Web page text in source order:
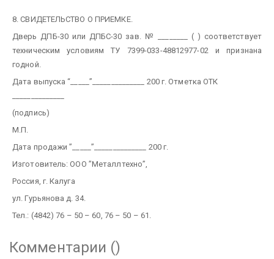
8. СВИДЕТЕЛЬСТВО О ПРИЕМКЕ.
Дверь ДПБ-30 или ДПБС-30 зав. № ________ ( ) соответствует
техническим условиям ТУ 7399-033-48812977-02 и признана
годной.
Дата выпуска “_____”______________ 200 г. Отметка ОТК
(подпись)
М.П.
Дата продажи ”_____”______________ 200 г.
Изготовитель: ООО ”Металлтехно”,
Россия, г. Калуга
ул. Гурьянова д. 34.
Тел.: (4842) 76 – 50 – 60, 76 – 50 – 61.
Комментарии ()